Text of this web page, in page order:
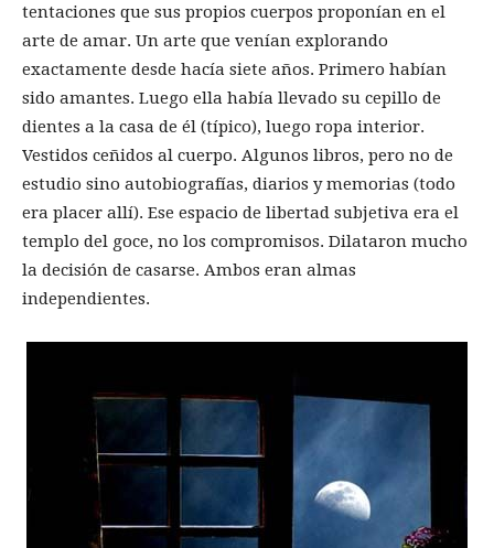
tentaciones que sus propios cuerpos proponían en el
arte de amar. Un arte que venían explorando
exactamente desde hacía siete años. Primero habían
sido amantes. Luego ella había llevado su cepillo de
dientes a la casa de él (típico), luego ropa interior.
Vestidos ceñidos al cuerpo. Algunos libros, pero no de
estudio sino autobiografías, diarios y memorias (todo
era placer allí). Ese espacio de libertad subjetiva era el
templo del goce, no los compromisos. Dilataron mucho
la decisión de casarse. Ambos eran almas
independientes.